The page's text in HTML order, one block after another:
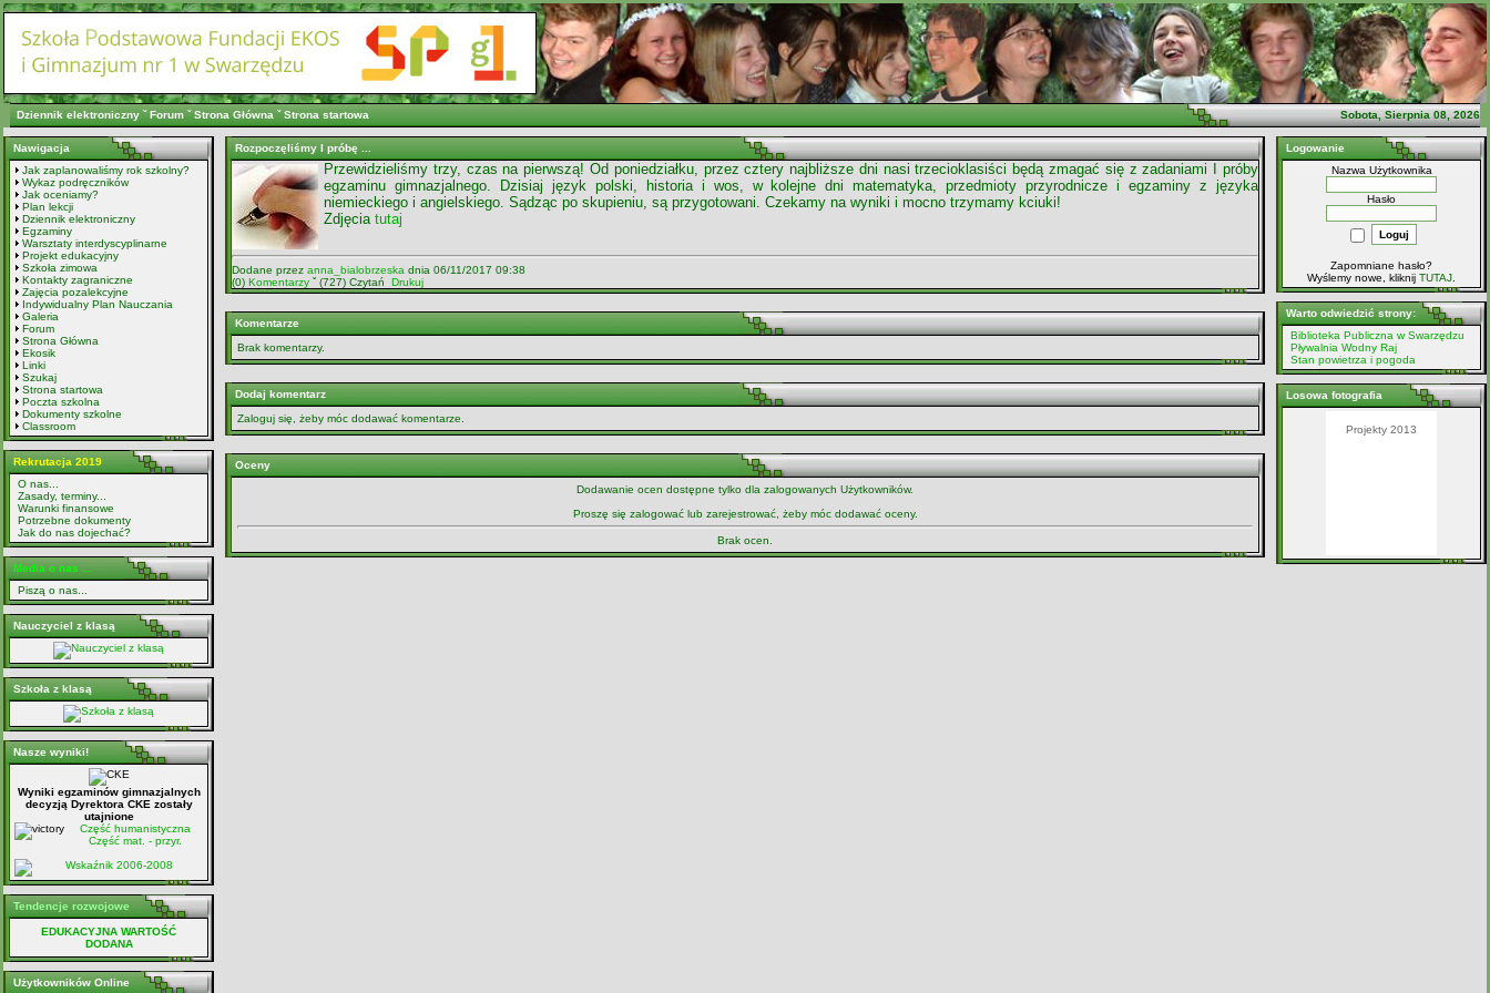
Dziennik elektroniczny ˇForum ˇStrona Główna ˇStrona startowa Sobota, Sierpnia 08, 2026
Nawigacja
Jak zaplanowaliśmy rok szkolny?
Wykaz podręczników
Jak oceniamy?
Plan lekcji
Dziennik elektroniczny
Egzaminy
Warsztaty interdyscyplinarne
Projekt edukacyjny
Szkoła zimowa
Kontakty zagraniczne
Zajęcia pozalekcyjne
Indywidualny Plan Nauczania
Galeria
Forum
Strona Główna
Ekosik
Linki
Szukaj
Strona startowa
Poczta szkolna
Dokumenty szkolne
Classroom
Rekrutacja 2019
O nas...
Zasady, terminy...
Warunki finansowe
Potrzebne dokumenty
Jak do nas dojechać?
Media o nas ...
Piszą o nas...
Nauczyciel z klasą
Szkoła z klasą
Nasze wyniki!
Wyniki egzaminów gimnazjalnych
decyzją Dyrektora CKE zostały
utajnione
Część humanistyczna
Część mat. - przyr.
Wskaźnik 2006-2008
Tendencje rozwojowe
EDUKACYJNA WARTOŚĆ
DODANA
Użytkowników Online
Rozpoczęliśmy I próbę ...
Przewidzieliśmy trzy, czas na pierwszą! Od poniedziałku, przez cztery najbliższe dni nasi trzecioklasiści będą zmagać się z zadaniami I próby
egzaminu gimnazjalnego. Dzisiaj język polski, historia i wos, w kolejne dni matematyka, przedmioty przyrodnicze i egzaminy z języka
niemieckiego i angielskiego. Sądząc po skupieniu, są przygotowani. Czekamy na wyniki i mocno trzymamy kciuki!
Zdjęcia tutaj
Dodane przez anna_bialobrzeska dnia 06/11/2017 09:38
(0) Komentarzy ˇ (727) Czytań Drukuj
Komentarze
Brak komentarzy.
Dodaj komentarz
Zaloguj się, żeby móc dodawać komentarze.
Oceny
Dodawanie ocen dostępne tylko dla zalogowanych Użytkowników.
Proszę się zalogować lub zarejestrować, żeby móc dodawać oceny.
Brak ocen.
Logowanie
Nazwa Użytkownika
Hasło
Zapomniane hasło?
Wyślemy nowe, kliknij TUTAJ
Warto odwiedzić strony:
Biblioteka Publiczna w Swarzędzu
Pływalnia Wodny Raj
Stan powietrza i pogoda
Losowa fotografia
Dzień Angielski 2010-
Projekty 2013